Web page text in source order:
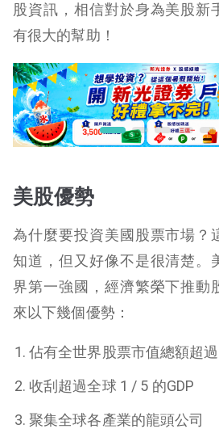
美股入門 11：Earning call 是什麼
IB 盈透證券：美股投資的好選擇
股資訊，相信對於身為美股新
有很大的幫助！
美股優勢
為什麼要投資美國股票市場？
知道，但又好像不是很清楚。
界第一強國，經濟繁榮下推動
來以下幾個優勢：
佔有全世界股票市值總額超過
收刮超過全球 1 / 5 的GDP
聚集全球各產業的龍頭公司